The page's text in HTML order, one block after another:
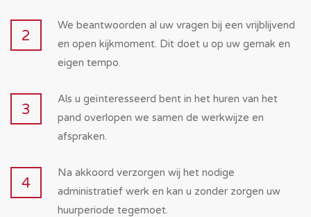
2
We beantwoorden al uw vragen bij een vrijblijvend
en open kijkmoment. Dit doet u op uw gemak en
eigen tempo.
3
Als u geïnteresseerd bent in het huren van het
pand overlopen we samen de werkwijze en
afspraken.
4
Na akkoord verzorgen wij het nodige
administratief werk en kan u zonder zorgen uw
huurperiode tegemoet.